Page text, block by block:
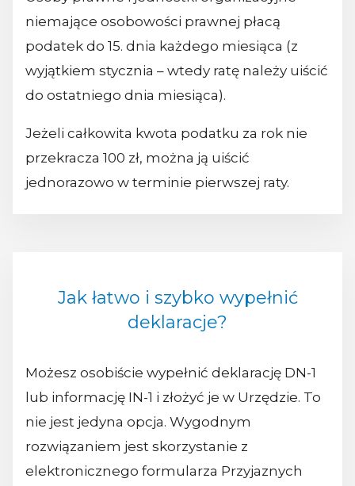
niemające osobowości prawnej płacą
podatek do 15. dnia każdego miesiąca (z
wyjątkiem stycznia – wtedy ratę należy uiścić
do ostatniego dnia miesiąca).
Jeżeli całkowita kwota podatku za rok nie
przekracza 100 zł, można ją uiścić
jednorazowo w terminie pierwszej raty.
Jak łatwo i szybko wypełnić
deklaracje?
Możesz osobiście wypełnić deklarację DN-1
lub informację IN-1 i złożyć je w Urzędzie. To
nie jest jedyna opcja. Wygodnym
rozwiązaniem jest skorzystanie z
elektronicznego formularza Przyjaznych